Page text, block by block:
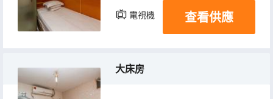
電視機 查看供應
大床房